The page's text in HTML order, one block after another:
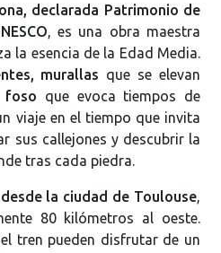
declarada Patrimonio de
, es una obra maestra
la esencia de la Edad Media.
murallas que se elevan
foso que evoca tiempos de
viaje en el tiempo que invita
sus callejones y descubrir la
tras cada piedra.
la ciudad de Toulouse,
80 kilómetros al oeste.
tren pueden disfrutar de un